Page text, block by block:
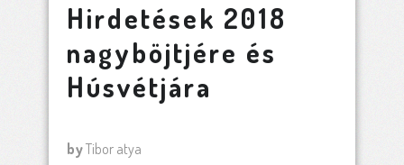
Hirdetések 2018
nagyböjtjére és
Húsvétjára
byTibor atya